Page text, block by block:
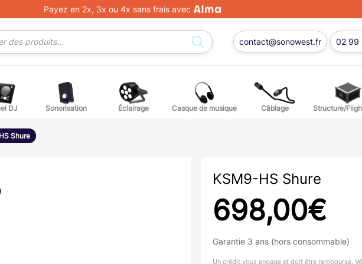
Payez en 2x, 3x ou 4x sans frais avec
contact@sonowest.fr 02 99
voix
autres instruments
détachées pour guitares et basses
DJ
DJ
Sonorisation Éclairage Casque de musique Câblage Structure/
Shure
KSM9-HS Shure
698,00€
Garantie 3 ans (hors consommable)
Un crédit vous engage et doit être remboursé.